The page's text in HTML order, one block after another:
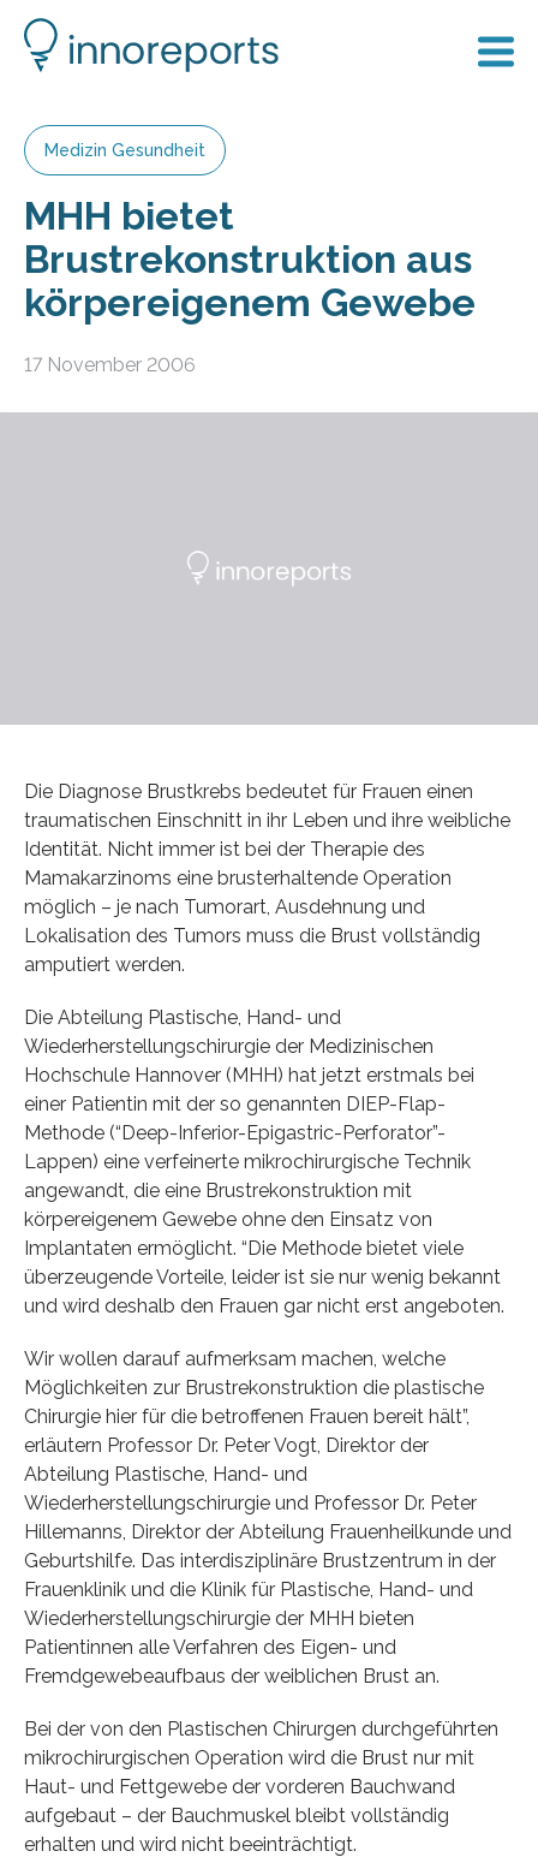
Medizin Gesundheit
MHH bietet
Brustrekonstruktion aus
körpereigenem Gewebe
17 November 2006
Die Diagnose Brustkrebs bedeutet für Frauen einen
traumatischen Einschnitt in ihr Leben und ihre weibliche
Identität. Nicht immer ist bei der Therapie des
Mamakarzinoms eine brusterhaltende Operation
möglich – je nach Tumorart, Ausdehnung und
Lokalisation des Tumors muss die Brust vollständig
amputiert werden.
Die Abteilung Plastische, Hand- und
Wiederherstellungschirurgie der Medizinischen
Hochschule Hannover (MHH) hat jetzt erstmals bei
einer Patientin mit der so genannten DIEP-Flap-
Methode (“Deep-Inferior-Epigastric-Perforator”-
Lappen) eine verfeinerte mikrochirurgische Technik
angewandt, die eine Brustrekonstruktion mit
körpereigenem Gewebe ohne den Einsatz von
Implantaten ermöglicht. “Die Methode bietet viele
überzeugende Vorteile, leider ist sie nur wenig bekannt
und wird deshalb den Frauen gar nicht erst angeboten.
Wir wollen darauf aufmerksam machen, welche
Möglichkeiten zur Brustrekonstruktion die plastische
Chirurgie hier für die betroffenen Frauen bereit hält”,
erläutern Professor Dr. Peter Vogt, Direktor der
Abteilung Plastische, Hand- und
Wiederherstellungschirurgie und Professor Dr. Peter
Hillemanns, Direktor der Abteilung Frauenheilkunde und
Geburtshilfe. Das interdisziplinäre Brustzentrum in der
Frauenklinik und die Klinik für Plastische, Hand- und
Wiederherstellungschirurgie der MHH bieten
Patientinnen alle Verfahren des Eigen- und
Fremdgewebeaufbaus der weiblichen Brust an.
Bei der von den Plastischen Chirurgen durchgeführten
mikrochirurgischen Operation wird die Brust nur mit
Haut- und Fettgewebe der vorderen Bauchwand
aufgebaut – der Bauchmuskel bleibt vollständig
erhalten und wird nicht beeinträchtigt.